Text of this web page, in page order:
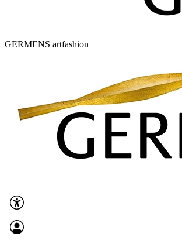
GERMENS artfashion